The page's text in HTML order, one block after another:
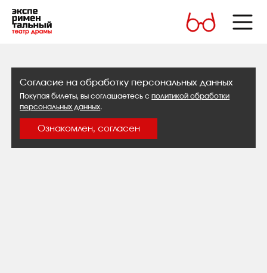
Согласие на обработку персональных данных
Покупая билеты, вы соглашаетесь сполитикой обработки
персональных данных.
Ознакомлен, согласен